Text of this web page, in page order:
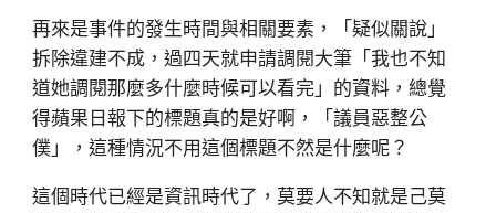
再來是事件的發生時間與相關要素，「疑似關說」
拆除違建不成，過四天就申請調閱大筆「我也不知
道她調閱那麼多什麼時候可以看完」的資料，總覺
得蘋果日報下的標題真的是好啊，「議員惡整公
僕」，這種情況不用這個標題不然是什麼呢？
這個時代已經是資訊時代了，莫要人不知就是己莫